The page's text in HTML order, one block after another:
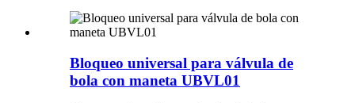
Bloqueo universal para válvula de
bola con maneta UBVL01